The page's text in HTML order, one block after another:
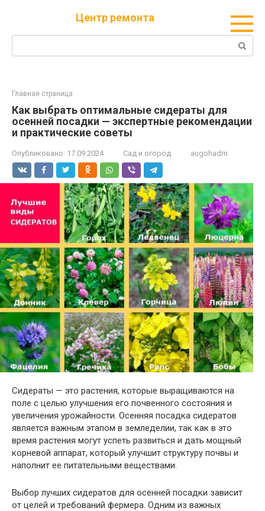
Центр ремонта
Поиск:
Главная страница
Как выбрать оптимальные сидераты для
осенней посадки — экспертные рекомендации
и практические советы
Опубликовано: 17.09.2024 Сад и огород augohadm
Сидераты — это растения, которые выращиваются на
поле с целью улучшения его почвенного состояния и
увеличения урожайности. Осенняя посадка сидератов
является важным этапом в земледелии, так как в это
время растения могут успеть развиться и дать мощный
корневой аппарат, который улучшит структуру почвы и
наполнит ее питательными веществами.
Выбор лучших сидератов для осенней посадки зависит
от целей и требований фермера. Одним из важных